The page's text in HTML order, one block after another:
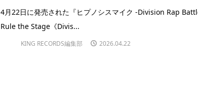
4月22日に発売された『ヒプノシスマイク -Division Rap
Rule the Stage《Divis...
KING RECORDS編集部 2026.04.22